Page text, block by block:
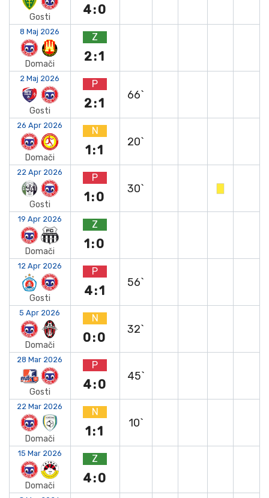
Gosti
4:0
8 Maj 2026
Domači
Z
2:1
2 Maj 2026
Gosti
P
2:1
66`
26 Apr 2026
Domači
N
1:1
20`
22 Apr 2026
Gosti
P
1:0
30`
19 Apr 2026
Domači
Z
1:0
12 Apr 2026
Gosti
P
4:1
56`
5 Apr 2026
Domači
N
0:0
32`
28 Mar 2026
Gosti
P
4:0
45`
22 Mar 2026
Domači
N
1:1
10`
15 Mar 2026
Domači
Z
4:0